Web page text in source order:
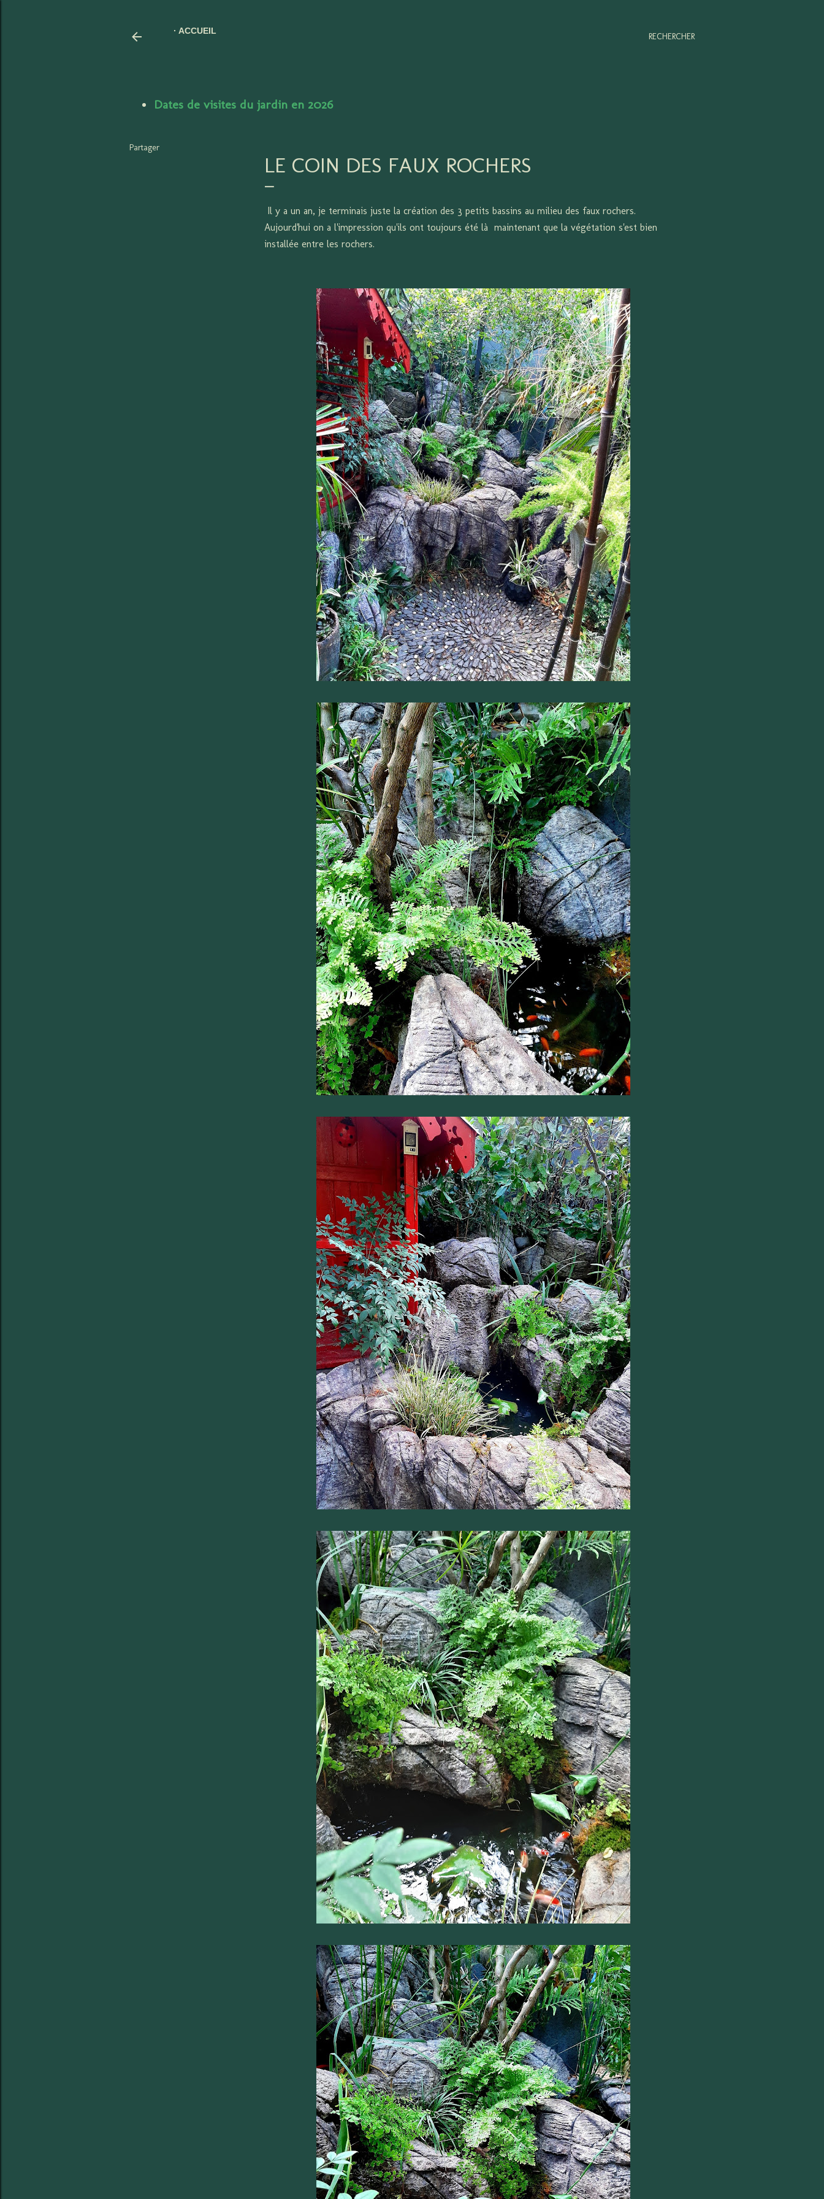
RECHERCHER
ACCUEIL
Dates de visites du jardin en 2026
Partager
LE COIN DES FAUX ROCHERS
Il y a un an, je terminais juste la création des 3 petits bassins au milieu des faux rochers.
Aujourd'hui on a l'impression qu'ils ont toujours été là maintenant que la végétation s'est bien
installée entre les rochers.